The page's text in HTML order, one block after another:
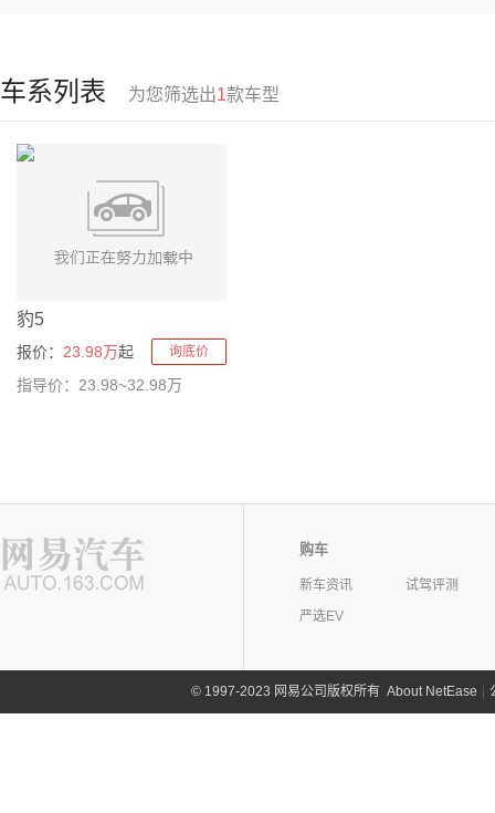
车系列表 为您筛选出1款车型
豹5
报价： 23.98万起 询底价
指导价：23.98~32.98万
购车
新车资讯
试驾评测
严选EV
©1997-2023 网易公司版权所有 About NetEase